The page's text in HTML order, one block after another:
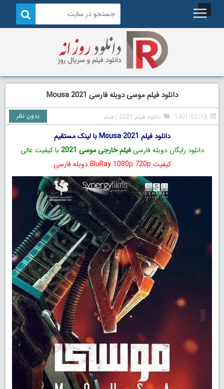
دانلود فیلم موسی دوبله فارسی Mousa 2021
1401/02/18 دانلود فیلم 2021 |فیلم بدون نظر
دانلود فیلم Mousa 2021 با لینک مستقیم
دانلود رایگان دوبله فارسیفیلم خارجی موسی 2021
با کیفیت عالی
کیفیت BluRay 1080p 720p دوبله فارسی